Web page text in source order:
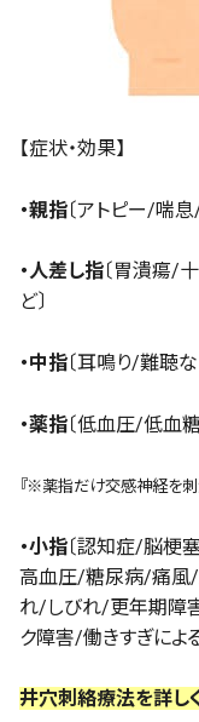
【症状・効果】
・親指〔アトピー/喘息
・人差し指〔胃潰瘍/
ど〕
・中指〔耳鳴り/難聴な
・薬指〔低血圧/低血
『※薬指だけ交感神経を刺
・小指〔認知症/脳梗
高血圧/糖尿病/痛風
れ/しびれ/更年期障
ク障害/働きすぎによ
井穴刺絡療法を詳しく